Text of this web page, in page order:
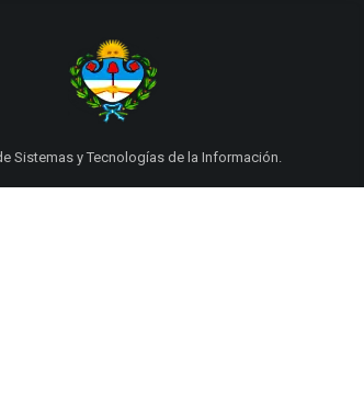
Sistemas y Tecnologías de la Información.